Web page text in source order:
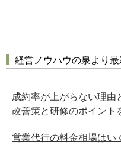
経営ノウハウの泉より
成約率が上がらない理
改善策と研修のポイント
営業代行の料金相場はい